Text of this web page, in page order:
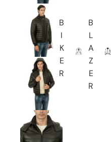
B
I
K
E
R
B
L
A
Z
E
R